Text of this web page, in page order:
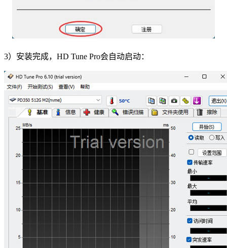
3）安装完成，HD Tune Pro会自动启动：